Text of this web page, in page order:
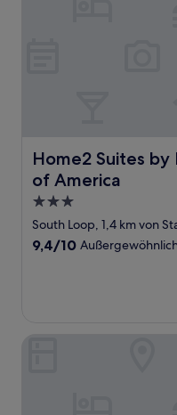
Home2 Suites
of America
Home2 Suites by
3.0-
Sterne-
Unterkunft
South Loop, 1,4 km von
9.4
9,4/10
TownePlace Suites